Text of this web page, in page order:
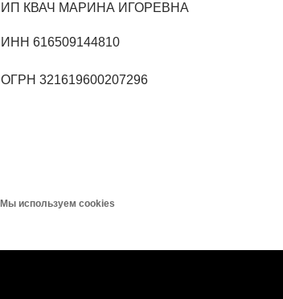
‌ИНН 616509144810
ИП КВАЧ МАРИНА ИГОРЕВНА
Мы используем cookies
‌ОГРН 321619600207296